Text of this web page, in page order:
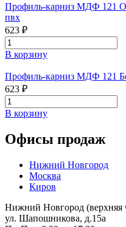
Профиль-карниз МДФ 121
пвх
623 ₽
В корзину
Профиль-карниз МДФ 121
623 ₽
В корзину
Офисы продаж
Нижний Новгород
Москва
Киров
Нижний Новгород (верхняя
ул. Шапошникова, д.15а